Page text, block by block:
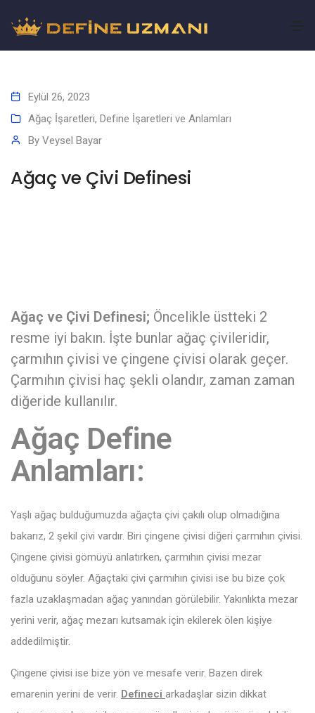
Eylül 26, 2023
Ağaç İşaretleri, Define İşaretleri ve Anlamları
By Veysel Bayar
Ağaç ve Çivi Definesi
Ağaç ve Çivi Definesi; Öncelikle üstteki 2
resme iyi bakın. İşte bunlar ağaç çivileridir,
çarmıhın çivisi ve çingene çivisi olarak geçer.
Çarmıhın çivisi haç şekli olandır, zaman zaman
diğeride kullanılır.
Ağaç Define
Anlamları:
Yaşlı ağaç bulduğumuzda ağaçta çivi çakılı olup olmadığına
bakarız, 2 şekil çivi vardır. Biri çingene çivisi diğeri çarmıhın çivisi.
Çingene çivisi gömüyü anlatırken, çarmıhın çivisi mezar
olduğunu söyler. Ağaçtaki çivi çarmıhın çivisi ise bu bize çok
fazla uzaklaşmadan ağaç yanından görülebilir. Yakınlıkta mezar
yerini verir, ağaç mezarı kutsamak için ekilerek ölen kişiye
addedilmiştir.
Çingene çivisi ise bize yön ve mesafe verir. Bazen direk
emarenin yerini de verir. Defineci arkadaşlar sizin dikkat